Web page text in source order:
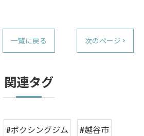
一覧に戻る 次のページ >
関連タグ
#ボクシングジム
#越谷市